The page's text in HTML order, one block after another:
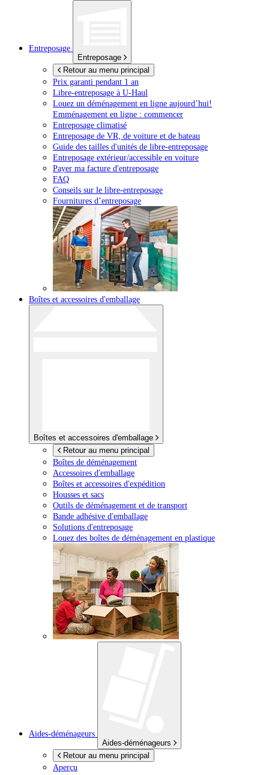
Entreposage
Entreposage
Retour au menu principal
Prix garanti pendant 1 an
Libre-entreposage à U-Haul
Louez un déménagement en ligne aujourd’hui!
Emménagement en ligne : commencer
Entreposage climatisé
Entreposage de VR, de voiture et de bateau
Guide des tailles d'unités de libre-entreposage
Entreposage extérieur/accessible en voiture
Payer ma facture d'entreposage
FAQ
Conseils sur le libre-entreposage
Fournitures d’entreposage
Boîtes et accessoires d'emballage
Boîtes et accessoires d'emballage
Retour au menu principal
Boîtes de déménagement
Accessoires d'emballage
Boîtes et accessoires d'expédition
Housses et sacs
Outils de déménagement et de transport
Bande adhésive d'emballage
Solutions d'entreposage
Louez des boîtes de déménagement en plastique
Aides-déménageurs
Aides-déménageurs
Retour au menu principal
Aperçu